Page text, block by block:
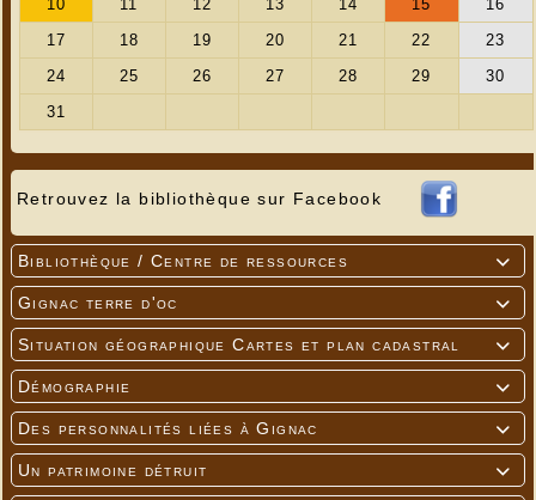
Retrouvez la bibliothèque sur Facebook

Bibliothèque / Centre de ressources

Gignac terre d'oc

Situation géographique Cartes et plan cadastral

Démographie

Des personnalités liées à Gignac

Un patrimoine détruit